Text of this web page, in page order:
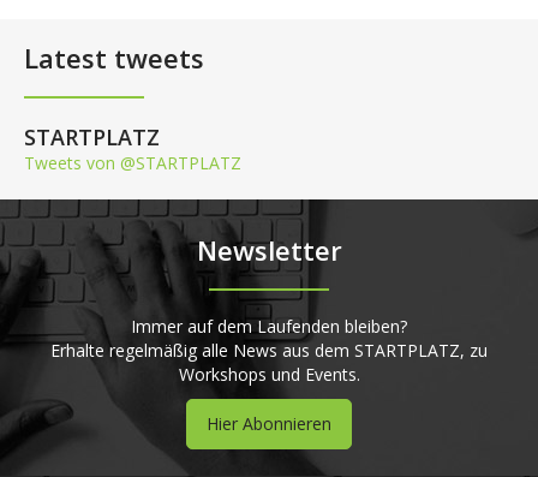
Latest tweets
STARTPLATZ
Tweets von @STARTPLATZ
Newsletter
Immer auf dem Laufenden bleiben?
Erhalte regelmäßig alle News aus dem STARTPLATZ, zu
Workshops und Events.
Hier Abonnieren